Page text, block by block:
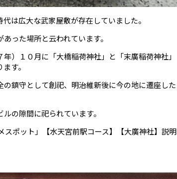
は広大な武家屋敷が存在していました。
った場所と云われています。
）１０月に「大橋稲荷神社」と「末廣稲荷神社」
す。
鎮守として創祀、明治維新後に今の地に遷座した
の隙間に祀られています。
ポット」【水天宮前駅コース】【大廣神社】説明